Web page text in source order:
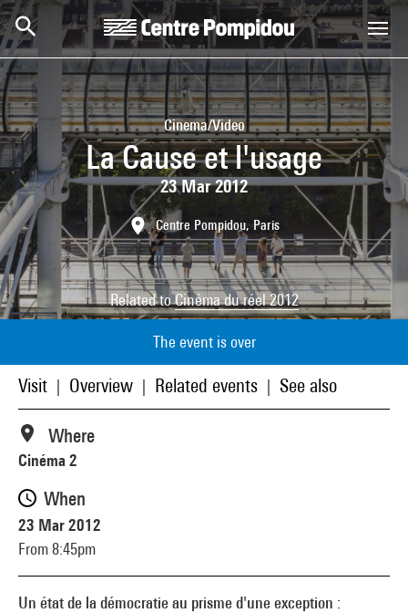
Skip to main content
Centre Pompidou
Cinema/Video
La Cause et l'usage
23 Mar 2012
Centre Pompidou, Paris
Related toCinéma du réel 2012
The event is over
Visit Overview Related events See also
Un état de la démocratie au prisme d'une exception :
Where
Cinéma 2
When
23 Mar 2012
From 8:45pm